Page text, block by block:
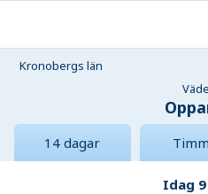
Kronobergs län
14 dagar
Idag